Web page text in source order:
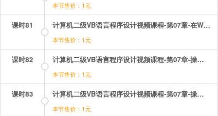
本节售价：1元
课时81 计算机二级VB语言程序设计视频课程-第07章-在WORD版本无显示.mp4
本节售价：1元
课时82 计算机二级VB语言程序设计视频课程-第07章-操作：循环结构之do循环.mp4
本节售价：1元
课时83 计算机二级VB语言程序设计视频课程-第07章-操作：循环结构之for循环控制结构.mp4
本节售价：1元